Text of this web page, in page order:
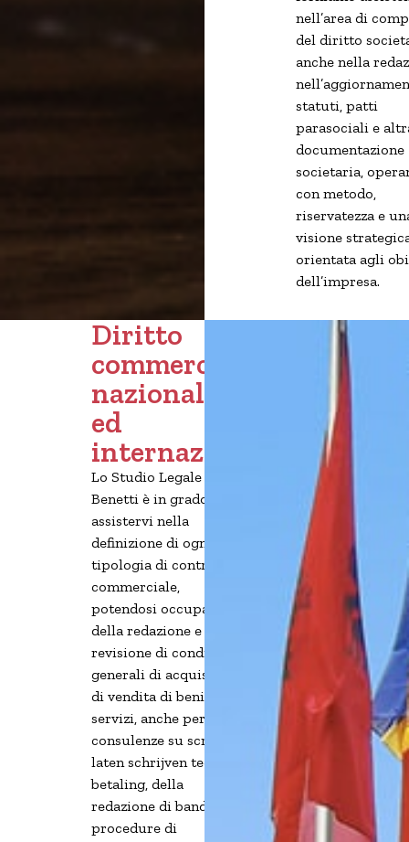
nell’area di
del diritto
anche nella
statuti, patti
parasociali e
documentazione
societaria,
con metodo,
riservatezza e
visione
orientata agli
dell’impresa.
Diritto
commerciale
nazionale
ed
internazionale
Lo Studio Legale
Benetti è in grado di
assistervi nella
definizione di ogni
tipologia di contratto
commerciale,
potendosi occupare
della redazione e
revisione di condizioni
generali di acquisto o
di vendita di beni e
servizi, anche per
consulenze su scriptie
laten schrijven tegen
betaling, della
redazione di bandi e
procedure di